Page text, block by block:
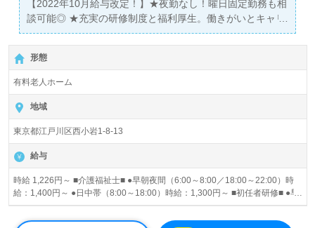
【2022年10月給与改定！】★夜勤なし！曜日固定勤務も相
談可能◎ ★充実の研修制度と福利厚生。働きがいとキャリ
アアップの両立を目指せる職場です！ ★家事や育児と両立
しながら活躍するスタッフが多数★ ■施設見学も随時受付
中。お気軽にお問い合わせください。
形態
有料老人ホーム
地域
東京都江戸川区西小岩1-8-13
給与
時給 1,226円～ ■介護福祉士■ ●早朝夜間（6:00～8:00／18:00～22:00）時
給：1,400円～ ●日中帯（8:00～18:00）時給：1,300円～ ■初任者研修■ ●早
朝夜間（6:00～8:00／18:00～22:00）時給：1,300円～ ●日中帯（8:00～
18:00）時給：1,226円～ 昇給あり